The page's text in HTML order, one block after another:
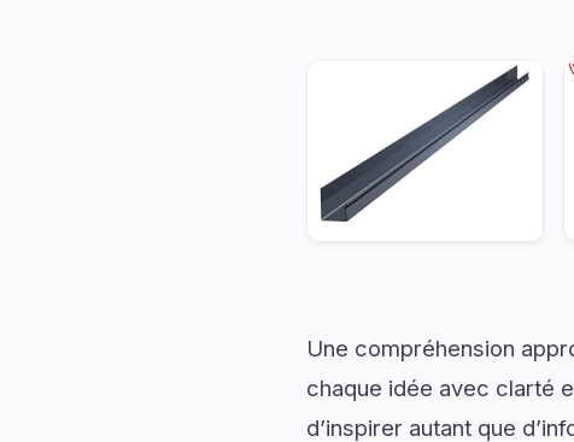
Une compréhension
chaque idée avec clarté
d’inspirer autant que